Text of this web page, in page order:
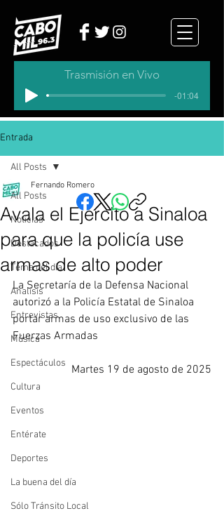
Trasmisión en Vivo
-01:04
Entrada
All Posts
Noticias
Destacados
Tema del dia
Analisis
Entrevistas
Música
Espectáculos
Cultura
Eventos
Entérate
Deportes
La buena del día
Sólo Tránsito Local
All Posts
Avala el Ejército a Sinaloa
para que la policía use
armas de alto poder
Fernando Romero
La Secretaría de la Defensa Nacional
autorizó a la Policía Estatal de Sinaloa
portar armas de uso exclusivo de las
Fuerzas Armadas
Martes 19 de agosto de 2025